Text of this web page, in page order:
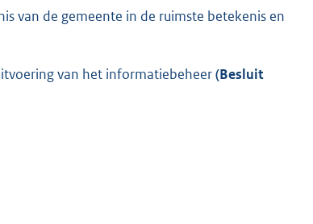
van de gemeente in de ruimste betekenis en
van het informatiebeheer(Besluit